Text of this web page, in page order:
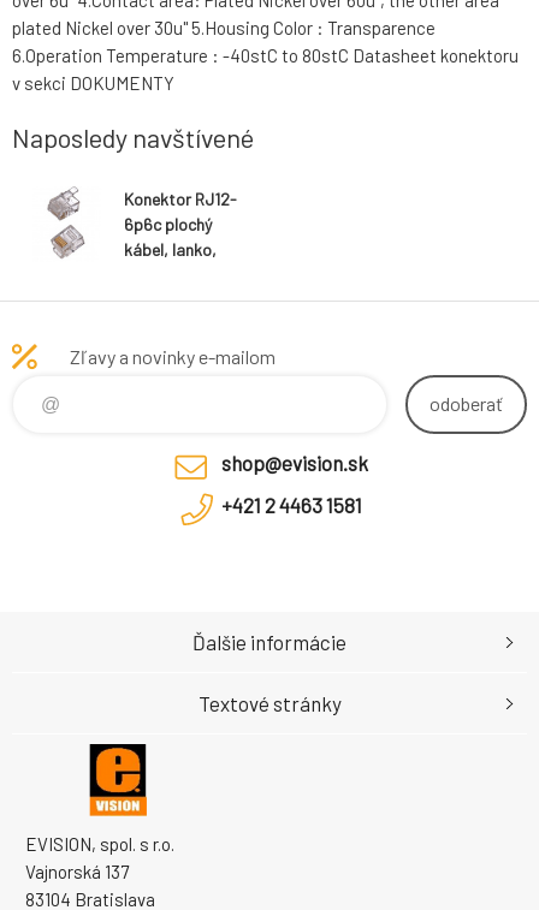
plated Nickel over 30u" 5.Housing Color : Transparence
6.Operation Temperature : -40stC to 80stC Datasheet konektoru
v sekci DOKUMENTY
Naposledy navštívené
Konektor RJ12-
6p6c plochý
kábel, lanko,
Zľavy a novinky e-mailom
odoberať
shop@evision.sk
+421 2 4463 1581
EVISION, spol. s r.o.
Vajnorská 137
83104 Bratislava
Ďalšie informácie
Textové stránky